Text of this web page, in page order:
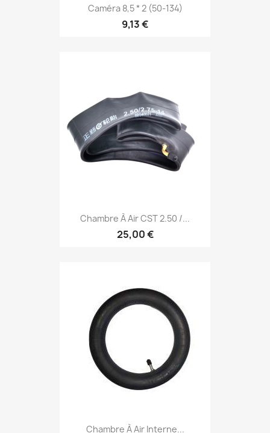
Caméra 8,5 * 2 (50-134)
9,13 €
Chambre À Air CST 2.50 /...
25,00 €
Chambre À Air Interne...